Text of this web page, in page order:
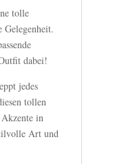
tolle
Gelegenheit.
dabei!
jedes
tollen
in
Art und